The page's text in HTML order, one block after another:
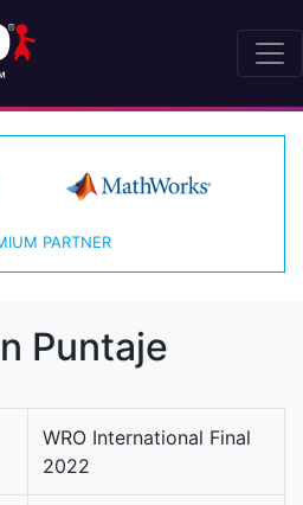
PARTNER
Puntaje
WRO International Final
2022